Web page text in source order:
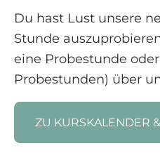
Du hast Lust unsere
Stunde
eine Probestunde
Probestunden) über
ZU KURSKALENDER